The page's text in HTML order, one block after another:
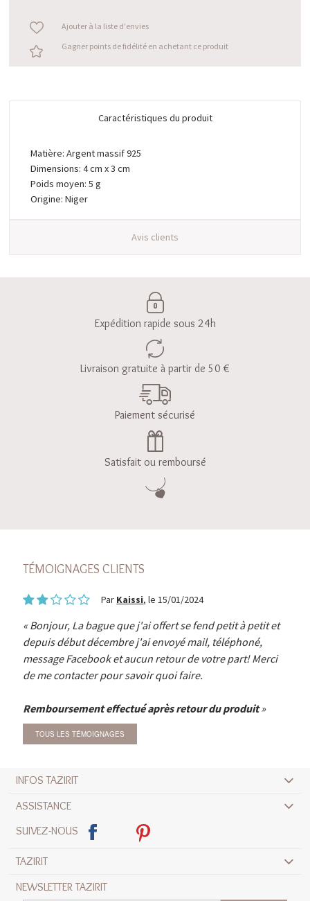
Ajouter à la liste d'envies
Gagner points de fidélité en achetant ce produit
Caractéristiques du produit
Matière: Argent massif 925
Dimensions: 4 cm x 3 cm
Poids moyen: 5 g
Origine: Niger
Avis clients
Expédition rapide sous 24h
Livraison gratuite à partir de 50 €
Paiement sécurisé
Satisfait ou remboursé
TÉMOIGNAGES CLIENTS
Par Kaissi, le 15/01/2024
Bonjour, La bague que j'ai offert se fend petit à petit et
depuis début décembre j'ai envoyé mail, téléphoné,
message Facebook et aucun retour de votre part! Merci
de me contacter pour savoir quoi faire.
Remboursement effectué après retour du produit
TOUS LES TÉMOIGNAGES
INFOS TAZIRIT
ASSISTANCE
SUIVEZ-NOUS
TAZIRIT
NEWSLETTER TAZIRIT